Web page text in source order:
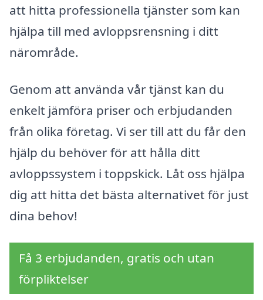
att hitta professionella tjänster som kan
hjälpa till med avloppsrensning i ditt
närområde.
Genom att använda vår tjänst kan du
enkelt jämföra priser och erbjudanden
från olika företag. Vi ser till att du får den
hjälp du behöver för att hålla ditt
avloppssystem i toppskick. Låt oss hjälpa
dig att hitta det bästa alternativet för just
dina behov!
Få 3 erbjudanden, gratis och utan
förpliktelser